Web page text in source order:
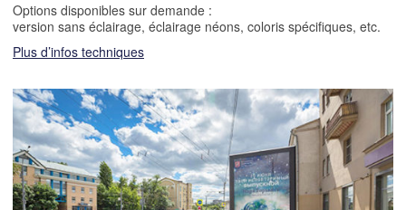
Options disponibles sur demande :
version sans éclairage, éclairage néons, coloris spécifiques, etc.
Plus d’infos techniques